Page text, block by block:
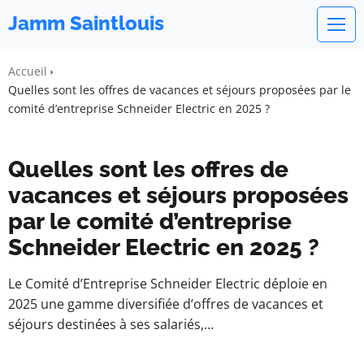
Jamm Saintlouis
Accueil
Quelles sont les offres de vacances et séjours proposées par le
comité d’entreprise Schneider Electric en 2025 ?
Quelles sont les offres de
vacances et séjours proposées
par le comité d’entreprise
Schneider Electric en 2025 ?
Le Comité d’Entreprise Schneider Electric déploie en
2025 une gamme diversifiée d’offres de vacances et
séjours destinées à ses salariés,…